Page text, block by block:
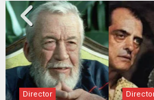
Director